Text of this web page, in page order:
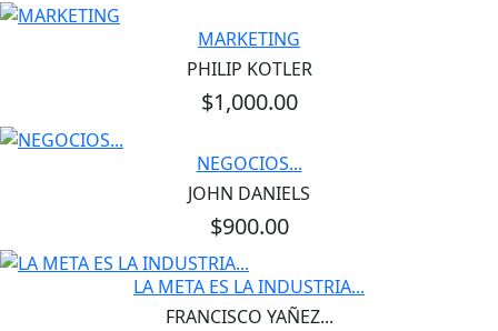
MARKETING
PHILIP KOTLER
$1,000.00
NEGOCIOS...
JOHN DANIELS
$900.00
LA META ES LA INDUSTRIA...
FRANCISCO YAÑEZ...